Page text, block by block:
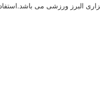
البرز ورزشی می